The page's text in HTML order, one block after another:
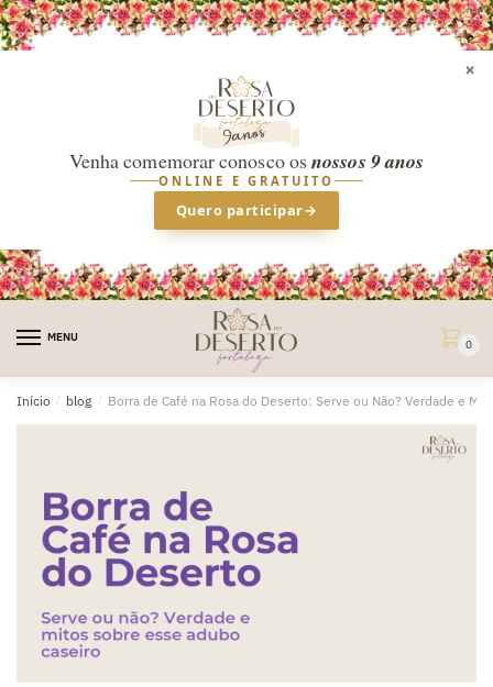
×
Venha comemorar conosco osnossos 9 anos
ONLINE E GRATUITO
Quero participar→
MENU
0
Início / blog / Borra de Café na Rosa do Deserto: Serve ou Não? Verdade e